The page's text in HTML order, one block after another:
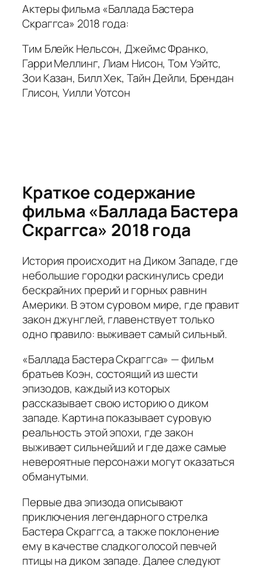
Актеры фильма «Баллада Бастера
Скраггса» 2018 года:
Тим Блейк Нельсон, Джеймс Франко,
Гарри Меллинг, Лиам Нисон, Том Уэйтс,
Зои Казан, Билл Хек, Тайн Дейли, Брендан
Глисон, Уилли Уотсон
Краткое содержание
фильма «Баллада Бастера
Скраггса» 2018 года
История происходит на Диком Западе, где
небольшие городки раскинулись среди
бескрайних прерий и горных равнин
Америки. В этом суровом мире, где правит
закон джунглей, главенствует только
одно правило: выживает самый сильный.
«Баллада Бастера Скраггса» — фильм
братьев Коэн, состоящий из шести
эпизодов, каждый из которых
рассказывает свою историю о диком
западе. Картина показывает суровую
реальность этой эпохи, где закон
выживает сильнейший и где даже самые
невероятные персонажи могут оказаться
обманутыми.
Первые два эпизода описывают
приключения легендарного стрелка
Бастера Скраггса, а также поклонение
ему в качестве сладкоголосой певчей
птицы на диком западе. Далее следуют